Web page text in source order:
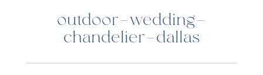
outdoor-wedding-
chandelier-dallas